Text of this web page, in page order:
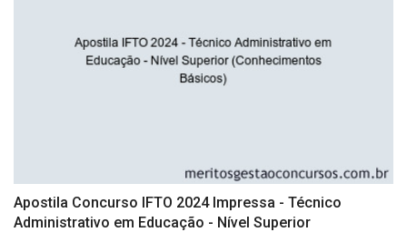
Apostila Concurso IFTO 2024 Impressa - Técnico
Administrativo em Educação - Nível Superior